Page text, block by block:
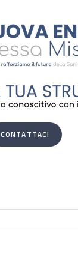
CONTATTACI